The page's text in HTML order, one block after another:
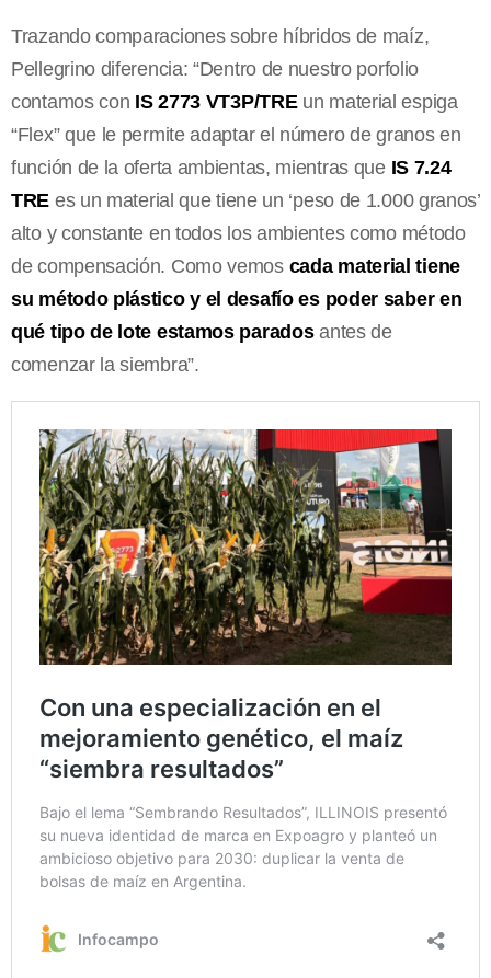
Trazando comparaciones sobre híbridos de maíz,
Pellegrino diferencia: “Dentro de nuestro porfolio
contamos con IS 2773 VT3P/TRE un material espiga
“Flex” que le permite adaptar el número de granos en
función de la oferta ambientas, mientras que IS 7.24
TRE es un material que tiene un ‘peso de 1.000 granos’
alto y constante en todos los ambientes como método
de compensación. Como vemos cada material tiene
su método plástico y el desafío es poder saber en
qué tipo de lote estamos paradosantes de
comenzar la siembra”.